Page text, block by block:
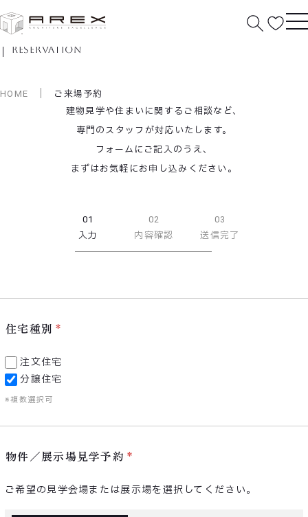
ご来場予約
reservation
HOME
ご来場予約
建物見学や住まいに関するご相談など、
専門のスタッフが対応いたします。
フォームにご記入のうえ、
まずはお気軽にお申し込みください。
01
入力
02
内容確認
03
送信完了
住宅種別
注文住宅
分譲住宅
※複数選択可
物件／展示場見学予約
ご希望の見学会場または展示場を選択してください。